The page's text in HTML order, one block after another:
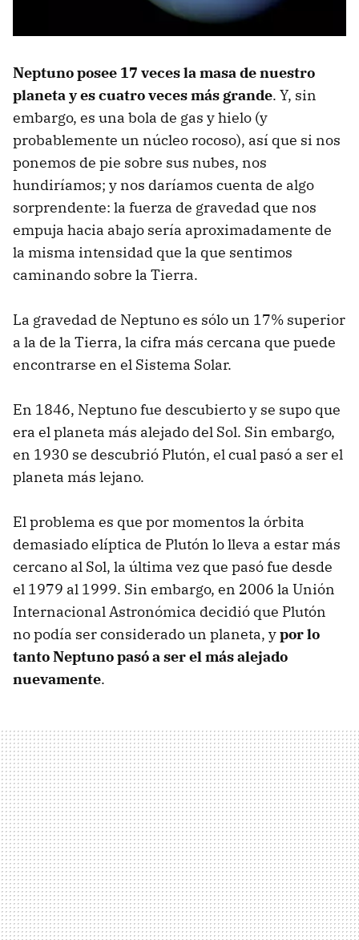
Neptuno posee 17 veces la masa de nuestro
planeta y es cuatro veces más grande. Y, sin
embargo, es una bola de gas y hielo (y
probablemente un núcleo rocoso), así que si nos
ponemos de pie sobre sus nubes, nos
hundiríamos; y nos daríamos cuenta de algo
sorprendente: la fuerza de gravedad que nos
empuja hacia abajo sería aproximadamente de
la misma intensidad que la que sentimos
caminando sobre la Tierra.
La gravedad de Neptuno es sólo un 17% superior
a la de la Tierra, la cifra más cercana que puede
encontrarse en el Sistema Solar.
En 1846, Neptuno fue descubierto y se supo que
era el planeta más alejado del Sol. Sin embargo,
en 1930 se descubrió Plutón, el cual pasó a ser el
planeta más lejano.
El problema es que por momentos la órbita
demasiado elíptica de Plutón lo lleva a estar más
cercano al Sol, la última vez que pasó fue desde
el 1979 al 1999. Sin embargo, en 2006 la Unión
Internacional Astronómica decidió que Plutón
no podía ser considerado un planeta, ypor lo
tanto Neptuno pasó a ser el más alejado
nuevamente.